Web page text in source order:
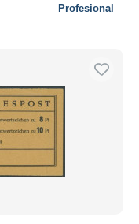
Profesional